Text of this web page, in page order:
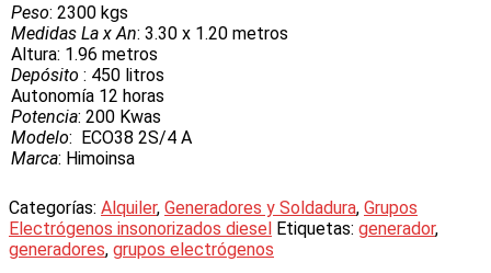
Peso: 2300 kgs
Medidas La x An: 3.30 x 1.20 metros
Altura: 1.96 metros
Depósito : 450 litros
Autonomía 12 horas
Potencia: 200 Kwas
Modelo: ECO38 2S/4 A
Marca: Himoinsa
Categorías: Alquiler, Generadores y Soldadura, Grupos
Electrógenos insonorizados diesel Etiquetas: generador,
generadores, grupos electrógenos